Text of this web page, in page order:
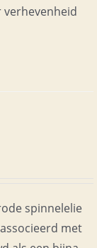
spinnelelie
met